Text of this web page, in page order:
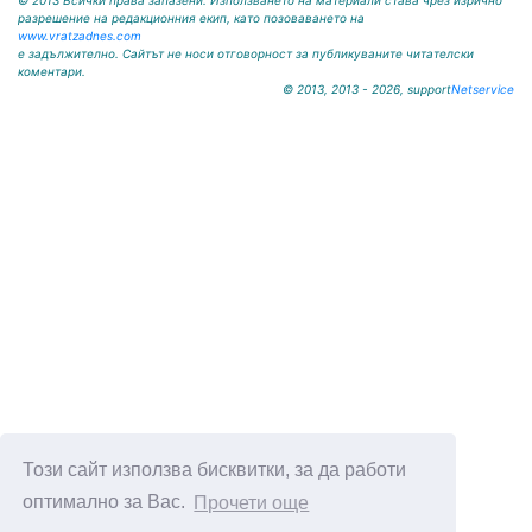
Този сайт използва бисквитки, за да работи
оптимално за Вас.
Прочети още
разрешение на редакционния екип, като позоваването на
www.vratzadnes.com
е задължително. Сайтът не носи отговорност за публикуваните читателски
коментари.
© 2013, 2013 - 2026, supportNetservice